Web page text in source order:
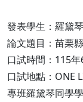
發表學生：羅黛
論文題目：苗栗
口試時間：115
口試地點：ONE
專班羅黛琴同學